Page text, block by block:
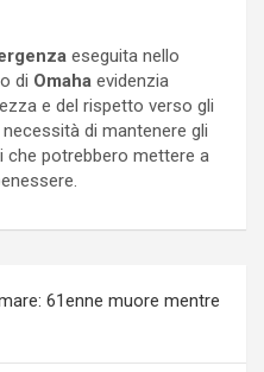
eseguita nello
di Omaha evidenzia
e del rispetto verso gli
di mantenere gli
che potrebbero mettere a
61enne muore mentre